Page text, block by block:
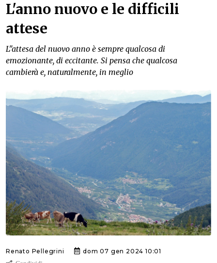
L'anno nuovo e le difficili
attese
L"attesa del nuovo anno è sempre qualcosa di
emozionante, di eccitante. Si pensa che qualcosa
cambierà e, naturalmente, in meglio
Renato Pellegrini dom 07 gen 2024 10:01